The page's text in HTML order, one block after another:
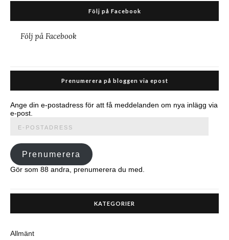
Följ på Facebook
Följ på Facebook
Prenumerera på bloggen via epost
Ange din e-postadress för att få meddelanden om nya inlägg via
e-post.
postadress
Prenumerera
Gör som 88 andra, prenumerera du med.
KATEGORIER
Allmänt